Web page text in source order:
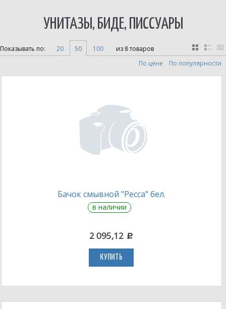
УНИТАЗЫ, БИДЕ, ПИСCУАРЫ
Показывать по: 20 50 100
из 8 товаров
По цене
По популярности
Бачок смывной "Ресса" бел.
в наличии
2 095,12 c
КУПИТЬ